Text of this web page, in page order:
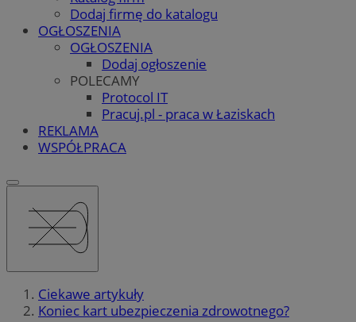
Dodaj firmę do katalogu
OGŁOSZENIA
OGŁOSZENIA
Dodaj ogłoszenie
POLECAMY
Protocol IT
Pracuj.pl - praca w Łaziskach
REKLAMA
WSPÓŁPRACA
Ciekawe artykuły
Koniec kart ubezpieczenia zdrowotnego?